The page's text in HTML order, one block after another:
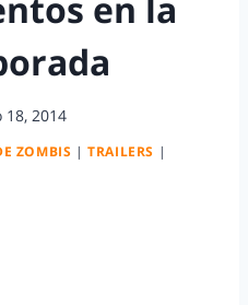
18, 2014
ZOMBIS |TRAILERS |